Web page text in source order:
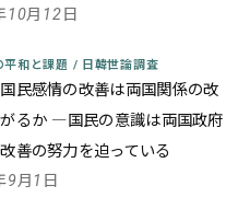
10月12日
平和と課題 / 日韓世論調査
民感情の改善は両国関係の改
るか ―国民の意識は両国政府
善の努力を迫っている
9月1日